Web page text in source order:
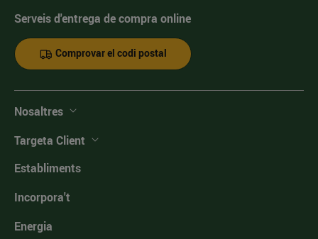
Serveis d'entrega de compra online
Comprovar el codi postal
Nosaltres
Targeta Client
Establiments
Incorpora't
Energia